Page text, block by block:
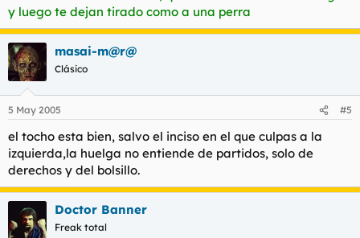
y luego te dejan tirado como a una perra
masai-m@r@
Clásico
5 May 2005 #5
el tocho esta bien, salvo el inciso en el que culpas a la
izquierda,la huelga no entiende de partidos, solo de
derechos y del bolsillo.
Doctor Banner
Freak total